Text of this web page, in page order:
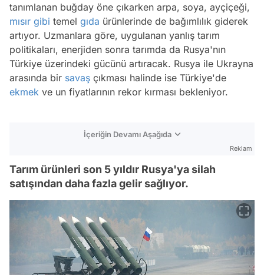
tanımlanan buğday öne çıkarken arpa, soya, ayçiçeği,
mısır gibi temel gıda ürünlerinde de bağımlılık giderek
artıyor. Uzmanlara göre, uygulanan yanlış tarım
politikaları, enerjiden sonra tarımda da Rusya'nın
Türkiye üzerindeki gücünü artıracak. Rusya ile Ukrayna
arasında bir savaş çıkması halinde ise Türkiye'de
ekmek ve un fiyatlarının rekor kırması bekleniyor.
İçeriğin Devamı Aşağıda
Reklam
Tarım ürünleri son 5 yıldır Rusya'ya silah
satışından daha fazla gelir sağlıyor.